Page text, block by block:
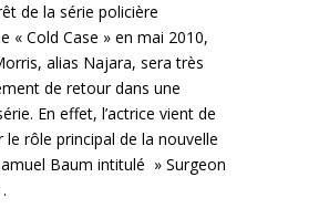
de la série policière
« Cold Case » en mai 2010,
alias Najara, sera très
de retour dans une
En effet, l’actrice vient de
le rôle principal de la nouvelle
Baum intitulé » Surgeon